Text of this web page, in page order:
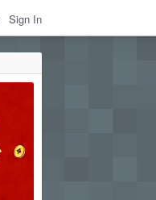
Sign In